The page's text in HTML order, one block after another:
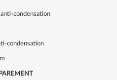
condensation
condensation